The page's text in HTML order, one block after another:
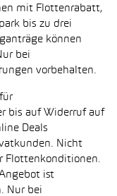
mit Flottenrabatt,
bis zu drei
können
bei
vorbehalten.
bis auf Widerruf auf
Deals
Nicht
Flottenkonditionen.
ist
Nur bei